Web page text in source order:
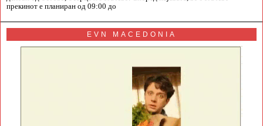
прекинот е планиран од 09:00 до
EVN MACEDONIA